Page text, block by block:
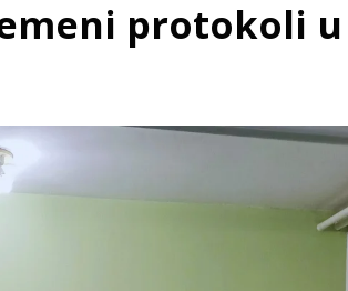
protokoli u